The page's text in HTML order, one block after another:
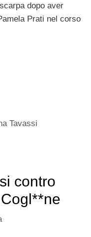
dopo aver
Prati nel corso
Tavassi
contro